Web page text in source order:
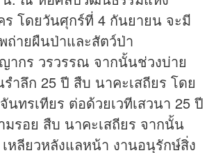
ร โดยวันศุกร์ที่ 4 กันยายน จะมี
ถ่ายผืนป่าและสัตว์ป่า
กร วรวรรณ จากนั้นช่วงบ่าย
าลึก 25 ปี สืบ นาคะเสถียร โดย
นทรเทียร ต่อด้วยเวทีเสวนา 25 ปี
รอย สืบ นาคะเสถียร จากนั้น
เหลียวหลังแลหน้า งานอนุรักษ์สิ่ง